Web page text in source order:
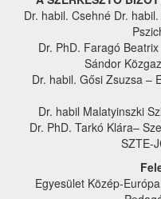
Dr. habil. Csehné Dr.
Dr. PhD. Faragó
Sándor
Dr. habil. Gősi Zsuzsa –
Dr. habil Malatyinszki
Dr. PhD. Tarkó Klára–
SZTE-
Egyesület Közép-